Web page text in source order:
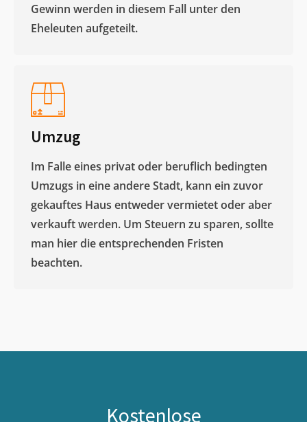
Gewinn werden in diesem Fall unter den
Eheleuten aufgeteilt.​
Umzug
Im Falle eines privat oder beruflich bedingten
Umzugs in eine andere Stadt, kann ein zuvor
gekauftes Haus entweder vermietet oder aber
verkauft werden. Um Steuern zu sparen, sollte
man hier die entsprechenden Fristen
beachten.
Kostenlose